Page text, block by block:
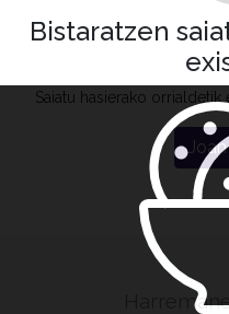
Bistaratzen
Saiatu hasierako